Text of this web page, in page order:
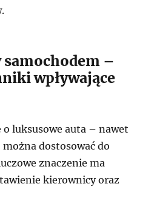
–
wpływające
o luksusowe auta – nawet
dostosować do
znaczenie ma
kierownicy oraz